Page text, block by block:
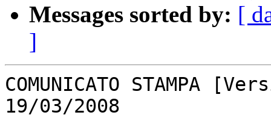
Messages sorted by: [
]
COMUNICATO STAMPA
19/03/2008